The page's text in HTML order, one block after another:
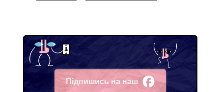
Підпишись на наш
Facebook